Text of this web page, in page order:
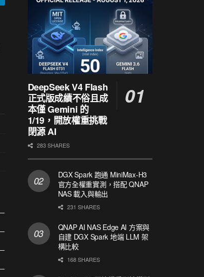
DeepSeek V4 Flash
正式版成績不俗且成
本僅 Gemini 的
1/19，開放權重挑戰
閉源 AI
283 SHARES
DGX Spark 跑通 MiniMax-H3
官方全權重實測，搭配 QNAP
NAS 載入與輸出
231 SHARES
QNAP AI NAS Edge AI 方案與
自建 DGX Spark 地端 LLM 架
構比較
168 SHARES